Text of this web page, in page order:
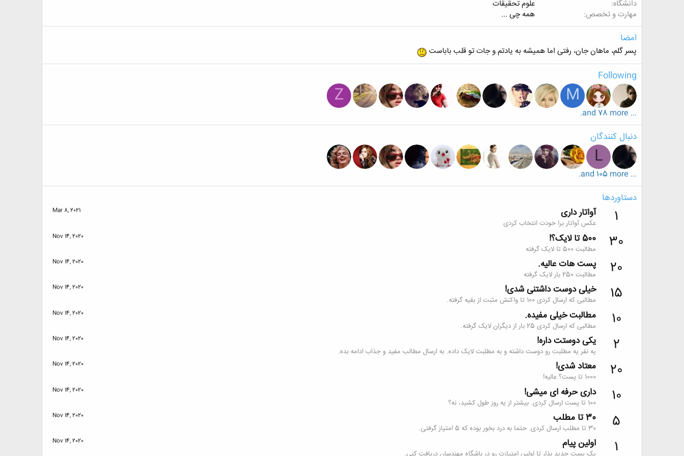
دانشگاه
علوم تحقیقات
مهارت و تخصص
همه چی ...
امضا
پسر گلم، ماهان جان، رفتی اما همیشه به یادتم و جات تو قلب باباست
Following
M
Z
... and 78 more.
دنبال کنندگان
L
... and 105 more.
دستاوردها
1
Mar 8, 2021 آواتار داری
عکس آواتار برا خودت انتخاب کردی
30
Nov 14, 2020 500 تا لایک؟!
مطالبت 500 تا لایک گرفته
20
Nov 14, 2020 پست هات عالیه.
مطالبت 250 بار لایک گرفته
15
Nov 14, 2020 خیلی دوست داشتنی شدی!
مطالبی که ارسال کردی 100 تا واکنش مثبت از بقیه گرفته.
10
Nov 14, 2020 مطالبت خیلی مفیده.
مطالبی که ارسال کردی 25 بار از دیگران لایک گرفته.
2
Nov 14, 2020 یکی دوستت داره!
یه نفر یه مطلبت رو دوست داشته و به مطلبت لایک داده. به ارسال مطالب مفید و جذاب ادامه بده.
20
Nov 14, 2020 معتاد شدی!
1000 تا پست؟ عالیه!
10
Nov 14, 2020 داری حرفه ای میشی!
100 تا پست ارسال کردی. بیشتر از یه روز طول کشید، نه؟
5
Nov 14, 2020 30 تا مطلب
30 تا مطلب ارسال کردی. حتما به درد بخور بوده که 5 امتیاز گرفتی.
1
Nov 14, 2020 اولین پیام